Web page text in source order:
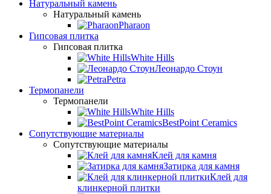
Натуральный камень
Натуральный камень
Pharaon
Гипсовая плитка
Гипсовая плитка
White Hills
Леонардо Стоун
Petra
Термопанели
Термопанели
White Hills
BestPoint Ceramics
Сопутствующие материалы
Сопутствующие материалы
Клей для камня
Затирка для камня
Клей для
клинкерной плитки